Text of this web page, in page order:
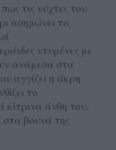
τις νύχτες του
ασημώνει τις
ντυμένες με
ανάμεσα στα
αγγίζει η άκρη
το
άνθη του,
στα βουνά της